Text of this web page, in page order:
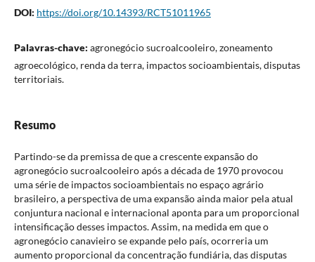
DOI: https://doi.org/10.14393/RCT51011965
Palavras-chave: agronegócio sucroalcooleiro, zoneamento
agroecológico, renda da terra, impactos socioambientais, disputas
territoriais.
Resumo
Partindo-se da premissa de que a crescente expansão do
agronegócio sucroalcooleiro após a década de 1970 provocou
uma série de impactos socioambientais no espaço agrário
brasileiro, a perspectiva de uma expansão ainda maior pela atual
conjuntura nacional e internacional aponta para um proporcional
intensificação desses impactos. Assim, na medida em que o
agronegócio canavieiro se expande pelo país, ocorreria um
aumento proporcional da concentração fundiária, das disputas